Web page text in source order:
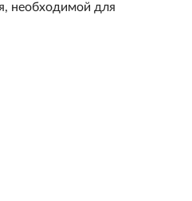
необходимой для